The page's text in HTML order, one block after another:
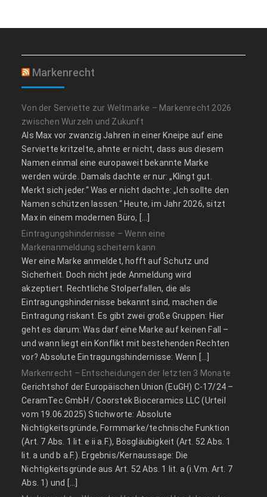
Markenrecht
Von der Serviette zur Weltmarke – Markenrecht 2026
zwischen Wurzeln und Zukunft
Als Max vor zwanzig Jahren in einer Kneipe auf eine
Serviette kritzelte, ahnte er nicht, dass aus diesem
Namen einmal eine europaweit bekannte Marke
werden würde. Damals dachte er nur: „Klingt gut.
Merkt sich jeder.“ Was er nicht dachte: „Ich sollte den
Namen schützen lassen.“ Heute, im Jahr 2026, sitzt
Max in einem modernen Büro, […]
Eintragungshindernisse – Wenn eine
Markenanmeldung scheitern kann
Wer eine Marke anmeldet, hofft auf Schutz und
Sicherheit. Doch nicht jede Anmeldung wird
akzeptiert. Rechtliche Stolperfallen, die als
Eintragungshindernisse bekannt sind, machen die
Eintragung riskant. Es gibt zwei große Gruppen: Hier
geht es darum: Was darf eine Marke auf keinen Fall –
und wann liegt ein Konflikt mit bestehenden Rechten
vor? Absolute Eintragungshindernisse: Wenn […]
Markenrecht – Entscheidungen der letzten 3 Monate
Gerichtshof der Europäischen Union (EuGH) C‑17/24 –
CeramTec GmbH / Coorstek Bioceramics LLC (Urteil
vom 19.06.2025) Stichworte: Absolute
Nichtigkeitsgründe, Formmarke/technische Funktion
(Art. 7 Abs. 1 lit. e ii a.F.), Bösgläubigkeit (Art. 52 Abs. 1
lit. a und b a.F.). Ergebnis/Kernaussage: Die
Nichtigkeitsgründe aus Art. 52 Abs. 1 lit. a (i.V.m. Art. 7
Abs. 1) und […]